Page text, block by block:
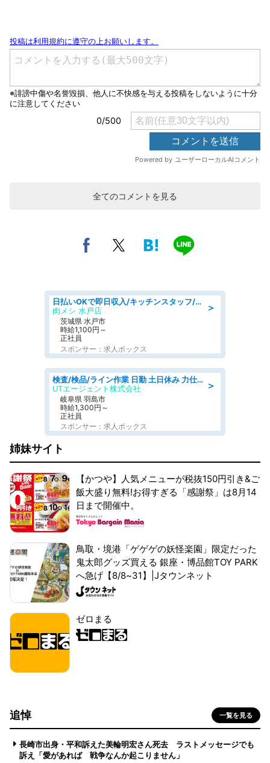
全てのコメントを見る
＞
日払いOKで即日収入/キッチンスタッフ/「原付免許必須」デリバリー業務など、自己成長可能な幅広い仕事に挑戦!髪型自由&ピアス・ネイルOK/茨城県/水戸市
肉メシ 水戸店
茨城県 水戸市
時給1,100円～
正社員
スポンサー：求人ボックス
＞
検査/検品/ライン作業 日勤 土日休み 力仕事ほぼなし 座り作業メイン 検品·検査
UTエージェント株式会社
岐阜県 羽島市
時給1,300円～
正社員
スポンサー：求人ボックス
姉妹サイト
【かつや】人気メニューが税抜150円引き&ご
飯大盛り無料!お得すぎる「感謝祭」は8月14
日まで開催中。
鳥取・境港「ゲゲゲの妖怪楽園」限定だった
鬼太郎グッズ買える 銀座・博品館TOY PARK
へ急げ【8/8~31】|Jタウンネット
ゼロまる
追悼 一覧を見る
長崎市出身・平和訴えた美輪明宏さん死去 ラストメッセージでも
訴え「愛があれば 戦争なんか起こりません」